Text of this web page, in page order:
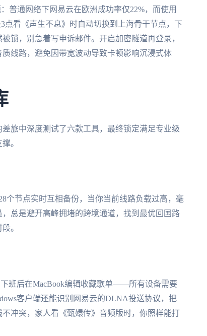
普通网络下网易云在欧洲成功率仅22%，而使用
看《声生不息》时自动切换到上海骨干节点，下
锁，别急着写申诉邮件。开启加密隧道再登录，
线路，避免因带宽波动导致卡顿影响沉浸式体
旅中深度测试了六款工具，最终锁定满足专业级
。
个节点实时互相备份，当你当前线路负载过高，毫
总是避开高峰拥堵的跨境通道，找到最优回国路
。
班后在MacBook编辑收藏歌单——所有设备需要
客户端还能识别网易云的DLNA投送协议，把
冲突，家人看《甄嬛传》音频版时，你照样能打